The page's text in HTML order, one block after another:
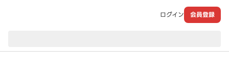
ログイン 会員登録